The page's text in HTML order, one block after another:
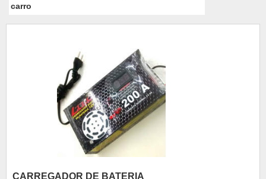
carro
CARREGADOR DE BATERIA